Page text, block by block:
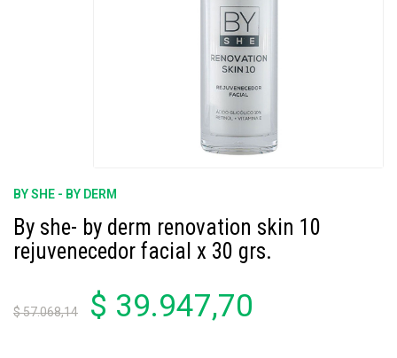
BY SHE - BY DERM
By she- by derm renovation skin 10
rejuvenecedor facial x 30 grs.
$ 57.068,14 $ 39.947,70